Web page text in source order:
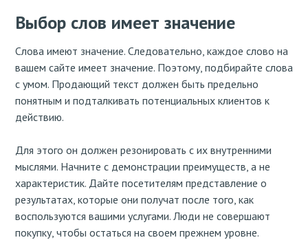
Выбор слов имеет значение
Слова имеют значение. Следовательно, каждое слово на
вашем сайте имеет значение. Поэтому, подбирайте слова
с умом. Продающий текст должен быть предельно
понятным и подталкивать потенциальных клиентов к
действию.
Для этого он должен резонировать с их внутренними
мыслями. Начните с демонстрации преимуществ, а не
характеристик. Дайте посетителям представление о
результатах, которые они получат после того, как
воспользуются вашими услугами. Люди не совершают
покупку, чтобы остаться на своем прежнем уровне.